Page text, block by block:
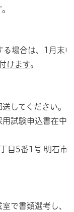
場合は、1月末申
けます。
してください。
試験申込書在中
5番1号 明石市
で書類選考し、